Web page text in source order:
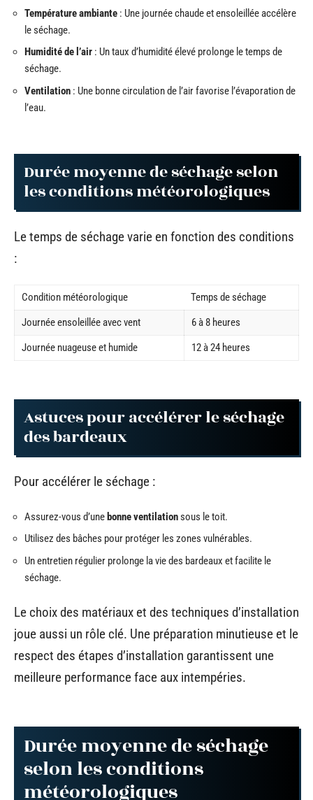
Température ambiante : Une journée chaude et ensoleillée accélère
le séchage.
Humidité de l’air : Un taux d’humidité élevé prolonge le temps de
séchage.
Ventilation : Une bonne circulation de l’air favorise l’évaporation de
l’eau.
Durée moyenne de séchage selon
les conditions météorologiques
Le temps de séchage varie en fonction des conditions
:
Condition météorologique
Temps de séchage
Journée ensoleillée avec vent
6 à 8 heures
Journée nuageuse et humide
12 à 24 heures
Astuces pour accélérer le séchage
des bardeaux
Pour accélérer le séchage :
Assurez-vous d’une bonne ventilationsous le toit.
Utilisez des bâches pour protéger les zones vulnérables.
Un entretien régulier prolonge la vie des bardeaux et facilite le
séchage.
Le choix des matériaux et des techniques d’installation
joue aussi un rôle clé. Une préparation minutieuse et le
respect des étapes d’installation garantissent une
meilleure performance face aux intempéries.
Durée moyenne de séchage
selon les conditions
météorologiques